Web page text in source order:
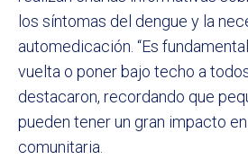
los síntomas del dengue y la
automedicación. “Es
vuelta o poner bajo techo a
destacaron, recordando que
pueden tener un gran impacto
comunitaria.